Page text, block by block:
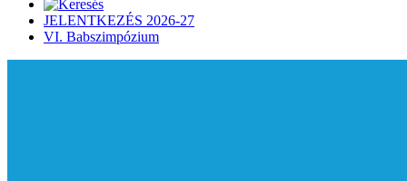
JELENTKEZÉS 2026-27
VI. Babszimpózium